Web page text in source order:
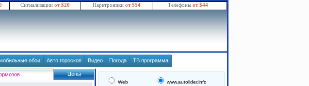
Сигнализации от $20 Парктроники от $54 Телефоны от $44
обои Авто гороскоп Видео Погода ТВ программа
Цены
Web www.autolider.info